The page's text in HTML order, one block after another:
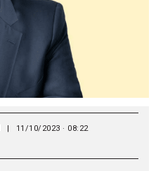
| 11/10/2023 · 08:22